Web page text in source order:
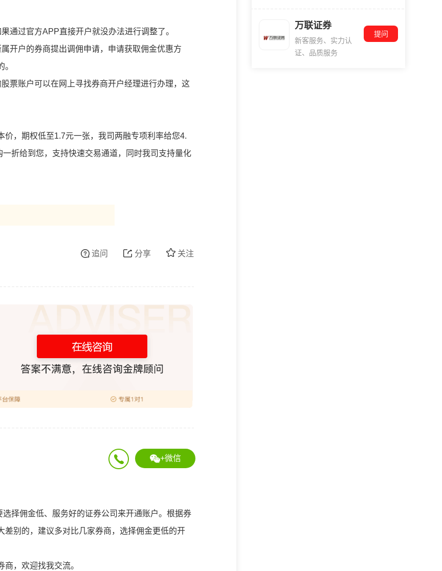
通过官方APP直接开户就没办法进行调整了。
开户的券商提出调佣申请，申请获取佣金优惠方
票账户可以在网上寻找券商开户经理进行办理，这
，期权低至1.7元一张，我司两融专项利率给您4.
折给到您，支持快速交易通道，同时我司支持量化
关注
分享
追问
+微信
择佣金低、服务好的证券公司来开通账户。根据券
别的，建议多对比几家券商，选择佣金更低的开
，欢迎找我交流。
万联证券
新客服务、实力认
证、品质服务
提问